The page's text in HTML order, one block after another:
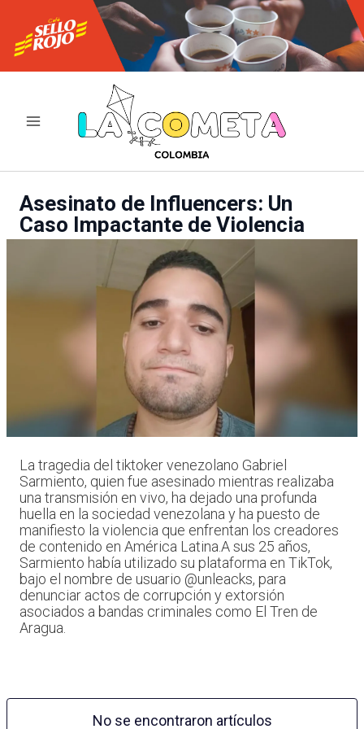
contenido
Asesinato de Influencers: Un
Caso Impactante de Violencia
La tragedia del tiktoker venezolano Gabriel
Sarmiento, quien fue asesinado mientras realizaba
una transmisión en vivo, ha dejado una profunda
huella en la sociedad venezolana y ha puesto de
manifiesto la violencia que enfrentan los creadores
de contenido en América Latina.A sus 25 años,
Sarmiento había utilizado su plataforma en TikTok,
bajo el nombre de usuario @unleacks, para
denunciar actos de corrupción y extorsión
asociados a bandas criminales como El Tren de
Aragua.
No se encontraron artículos